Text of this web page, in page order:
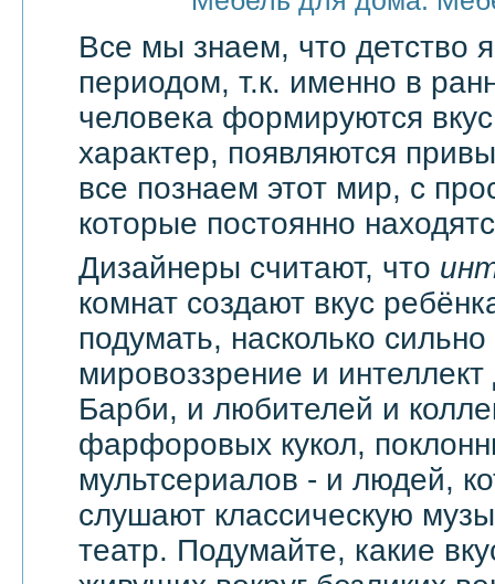
Все мы знаем, что детство
периодом, т.к. именно в
человека формируются
характер, появляются
все познаем этот мир, с
которые постоянно
Дизайнеры считают, что
комнат создают вкус
подумать, насколько сильно
мировоззрение и
Барби, и любителей и
фарфоровых кукол,
мультсериалов - и людей,
слушают классическую
театр. Подумайте, какие